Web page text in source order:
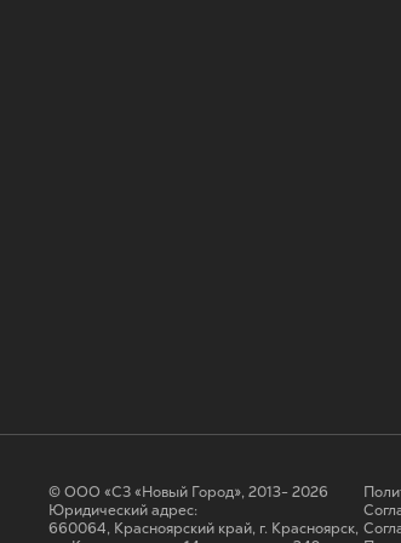
© ООО «СЗ «Новый Город», 2013- 2026
Юридический адрес:
660064, Красноярский край, г. Красноярск,